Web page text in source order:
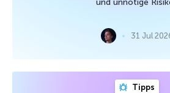
und unnötige
31 Jul
Tipps